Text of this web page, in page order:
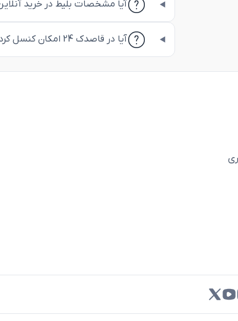
آیا مشخصات بلیط در خرید
آیا در قاصدک 24 امکان کنسل کردن بلیط اتوبوس قرچک به ترک وجود دارد؟